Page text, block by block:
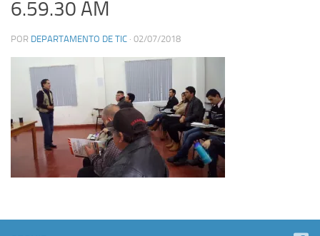
6.59.30 AM
POR DEPARTAMENTO DE TIC · 02/07/2018